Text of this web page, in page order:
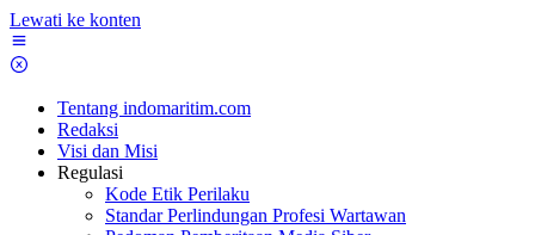
Lewati ke konten
Tentang indomaritim.com
Redaksi
Visi dan Misi
Regulasi
Kode Etik Perilaku
Standar Perlindungan Profesi Wartawan